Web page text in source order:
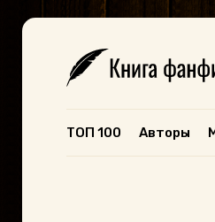
ТОП 100 Авторы